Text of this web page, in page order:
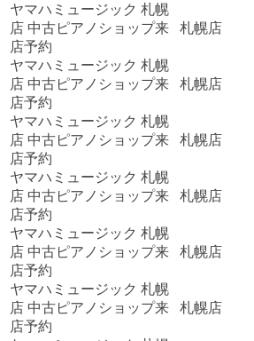
ヤマハミュージック 札幌
店 中古ピアノショップ来
店予約
札幌店
ヤマハミュージック 札幌
店 中古ピアノショップ来
店予約
札幌店
ヤマハミュージック 札幌
店 中古ピアノショップ来
店予約
札幌店
ヤマハミュージック 札幌
店 中古ピアノショップ来
店予約
札幌店
ヤマハミュージック 札幌
店 中古ピアノショップ来
店予約
札幌店
ヤマハミュージック 札幌
店 中古ピアノショップ来
店予約
札幌店